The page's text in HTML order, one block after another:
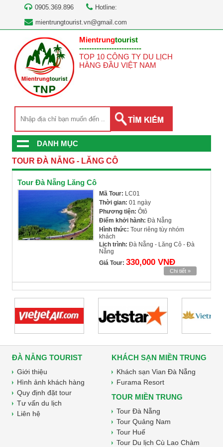
0905.369.896
Hotline:
mientrungtourist.vn@gmail.com
Mientrungtourist
-------------------------
TOP 10 CÔNG TY DU LỊCH
HÀNG ĐẦU VIỆT NAM
DANH MỤC
TOUR ĐÀ NẴNG - LĂNG CÔ
Tour Đà Nẵng Lăng Cô
Mã Tour: LC01
Thời gian: 01 ngày
Phương tiện: Ôtô
Điểm khởi hành: Đà Nẵng
Hình thức: Tour riêng tùy nhóm
khách
Lịch trình: Đà Nẵng - Lăng Cô - Đà
Nẵng
Giá Tour: 330,000 VNĐ
Chi tiết »
ĐÀ NẴNG TOURIST
Giới thiệu
Hình ảnh khách hàng
Quy định đặt tour
Tư vấn du lịch
Liên hệ
KHÁCH SẠN MIỀN TRUNG
Khách sạn Vian Đà Nẵng
Furama Resort
TOUR MIỀN TRUNG
Tour Đà Nẵng
Tour Quảng Nam
Tour Huế
Tour Du lịch Cù Lao Chàm